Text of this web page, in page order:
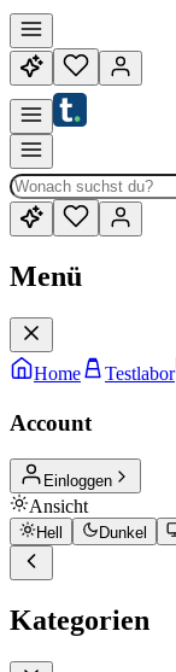
Menü
Home Testlabor
Account
Einloggen
Ansicht
Hell Dunkel
Kategorien